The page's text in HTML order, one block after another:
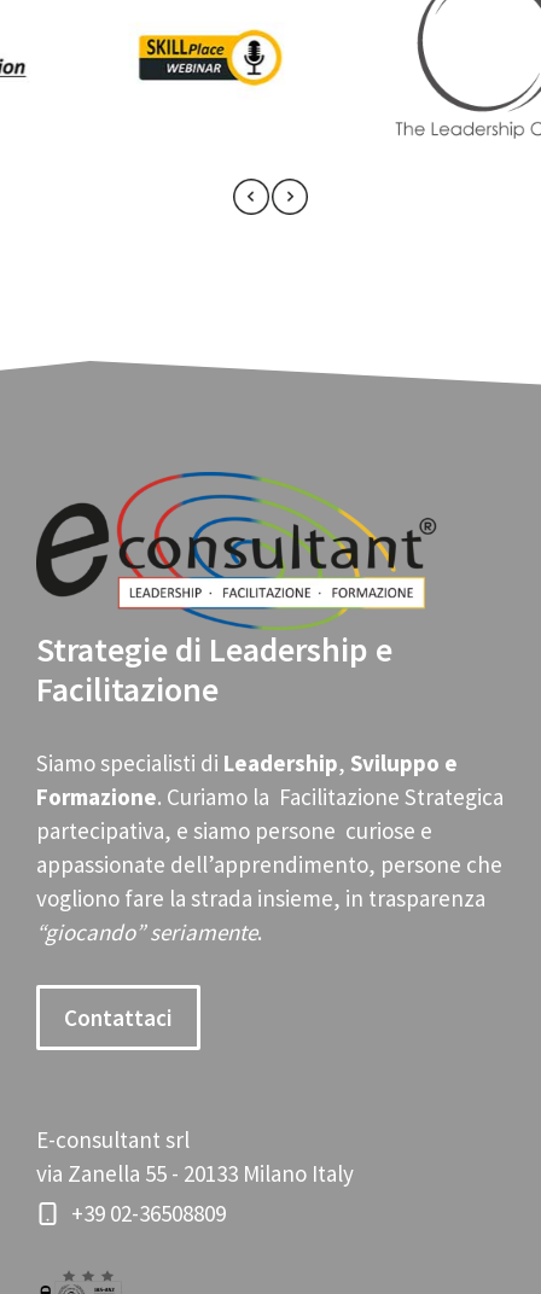
Strategie di Leadership e
Facilitazione
Siamo specialisti di Leadership, Sviluppo e
Formazione. Curiamo la Facilitazione Strategica
partecipativa, e siamo persone curiose e
appassionate dell’apprendimento, persone che
vogliono fare la strada insieme, in trasparenza
“giocando” seriamente.
Contattaci
E-consultant srl
via Zanella 55 - 20133 Milano Italy
+39 02-36508809